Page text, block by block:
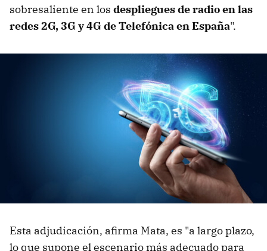
sobresaliente en los despliegues de radio en las
redes 2G, 3G y 4G de Telefónica en España".
Esta adjudicación, afirma Mata, es "a largo plazo,
lo que supone el escenario más adecuado para